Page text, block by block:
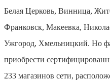
Белая Церковь, Винница,
Франковск, Макеевка,
Ужгород, Хмельницкий. Но
приобрести
233 магазинов сети,